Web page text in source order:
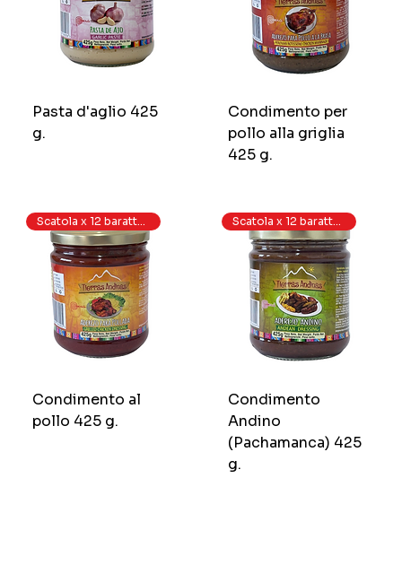
Pasta d'aglio 425
g.
Condimento per
pollo alla griglia
425 g.
Scatola x 12 barattoli
Condimento al
pollo 425 g.
Scatola x 12 barattoli
Condimento
Andino
(Pachamanca) 425
g.